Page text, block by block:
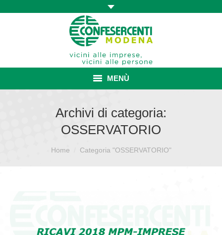
MENÙ
ASSOCIAZIONE
ISCRIZIONE E VANTAGGI
Archivi di categoria:
OSSERVATORIO
Home Categoria "OSSERVATORIO"